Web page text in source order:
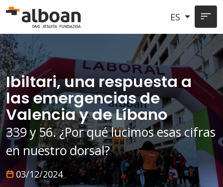
Pasar al contenido principal
ES
Ibiltari, una respuesta a
las emergencias de
Valencia y de Líbano
339 y 56. ¿Por qué lucimos esas cifras
en nuestro dorsal?
03/12/2024